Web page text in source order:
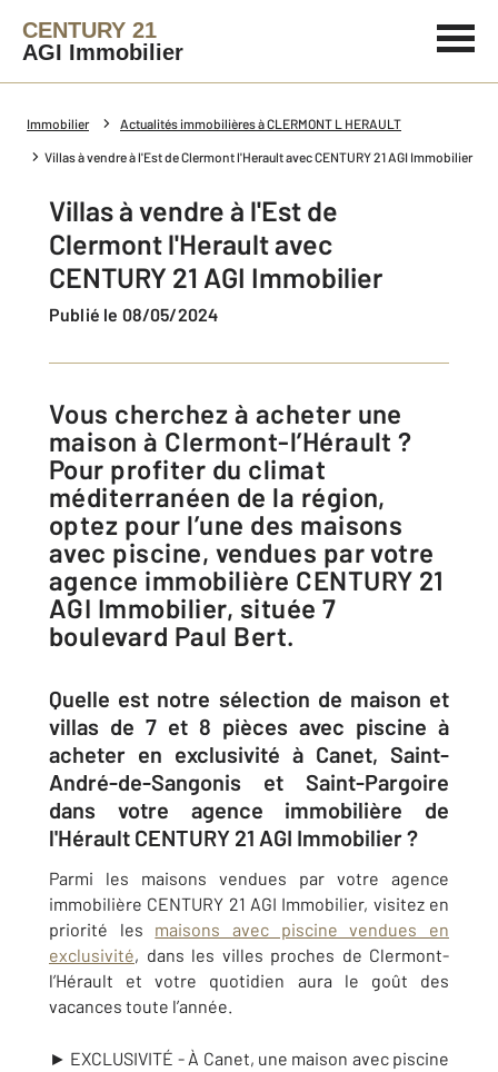
CENTURY 21
AGI Immobilier
Immobilier Actualités immobilières à CLERMONT L HERAULT
Villas à vendre à l'Est de Clermont l'Herault avec CENTURY 21 AGI Immobilier
Villas à vendre à l'Est de
Clermont l'Herault avec
CENTURY 21 AGI Immobilier
Publié le 08/05/2024
Vous cherchez à acheter une
maison à Clermont-l’Hérault ?
Pour profiter du climat
méditerranéen de la région,
optez pour l’une des maisons
avec piscine, vendues par votre
agence immobilière CENTURY 21
AGI Immobilier, située 7
boulevard Paul Bert.
Quelle est notre sélection de maison et
villas de 7 et 8 pièces avec piscine à
acheter en exclusivité à Canet, Saint-
André-de-Sangonis et Saint-Pargoire
dans votre agence immobilière de
l'Hérault CENTURY 21 AGI Immobilier ?
Parmi les maisons vendues par votre agence
immobilière CENTURY 21 AGI Immobilier, visitez en
priorité les maisons avec piscine vendues en
exclusivité, dans les villes proches de Clermont-
l’Hérault et votre quotidien aura le goût des
vacances toute l’année.
► EXCLUSIVITÉ - À Canet, une maison avec piscine